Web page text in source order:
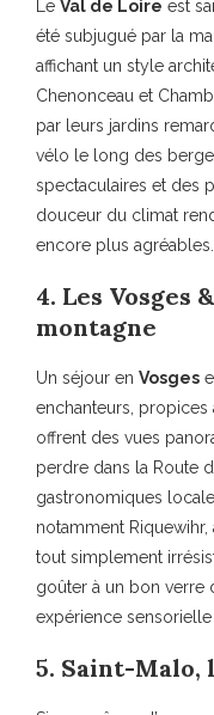
Le Val de Loire est
été subjugué par la
affichant un style
Chenonceau et
par leurs jardins
vélo le long des
spectaculaires et des
douceur du climat
encore plus agréables.
4. Les Vosges
montagne
Un séjour en Vosges
enchanteurs, propices
offrent des vues
perdre dans la Route
gastronomiques
notamment
tout simplement
goûter à un bon verre
expérience sensorielle
5. Saint-Malo,